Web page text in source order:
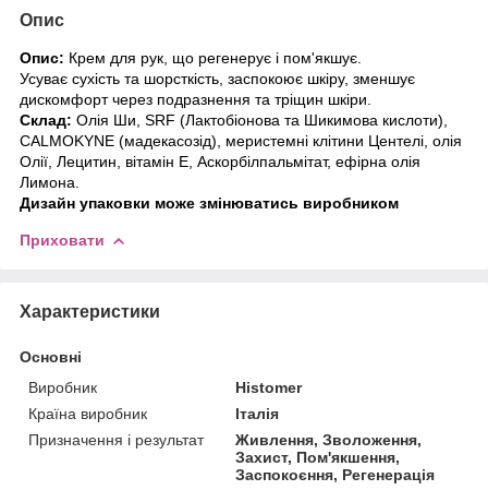
Опис
Опис: Крем для рук, що регенерує і пом'якшує.
Усуває сухість та шорсткість, заспокоює шкіру, зменшує
дискомфорт через подразнення та тріщин шкіри.
Склад: Олія Ши, SRF (Лактобіонова та Шикимова кислоти),
CALMOKYNE (мадекасозід), меристемні клітини Центелі, олія
Олії, Лецитин, вітамін Е, Аскорбілпальмітат, ефірна олія
Лимона.
Дизайн упаковки може змінюватись виробником
Приховати
Характеристики
Основні
Виробник
Histomer
Країна виробник
Італія
Призначення і результат
Живлення, Зволоження,
Захист, Пом'якшення,
Заспокоєння, Регенерація